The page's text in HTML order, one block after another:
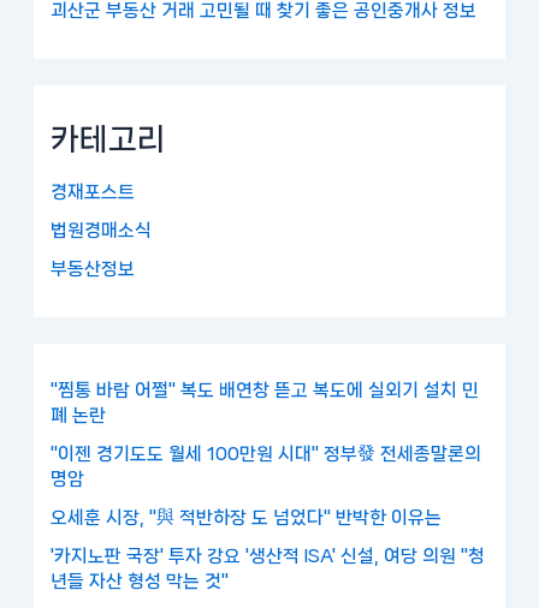
괴산군 부동산 거래 고민될 때 찾기 좋은 공인중개사 정보
카테고리
경재포스트
법원경매소식
부동산정보
"찜통 바람 어쩔" 복도 배연창 뜯고 복도에 실외기 설치 민
폐 논란
"이젠 경기도도 월세 100만원 시대" 정부發 전세종말론의
명암
오세훈 시장, "與 적반하장 도 넘었다" 반박한 이유는
'카지노판 국장' 투자 강요 '생산적 ISA' 신설, 여당 의원 "청
년들 자산 형성 막는 것"